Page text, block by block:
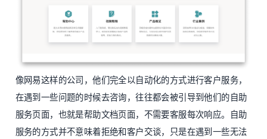
像网易这样的公司，他们完全以自动化的方式进行客户服务，
在遇到一些问题的时候去咨询，往往都会被引导到他们的自助
服务页面，也就是帮助文档页面，不需要客服每次响应。自助
服务的方式并不意味着拒绝和客户交谈，只是在遇到一些无法